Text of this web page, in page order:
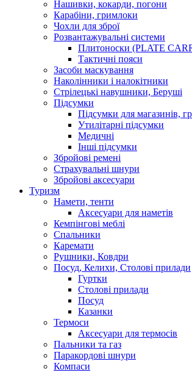
Нашивки, кокарди, погони
Карабіни, гримлоки
Чохли для зброї
Розвантажувальні системи
Плитоноски (PLATE
Тактичні пояси
Засоби маскування
Наколінники і налокітники
Стрілецькі навушники, Беруші
Підсумки
Підсумки для магазинів,
Утилітарні підсумки
Медичні
Інші підсумки
Збройові ремені
Страхувальні шнури
Збройові аксесуари
Туризм
Намети, тенти
Аксесуари для наметів
Кемпінгові меблі
Спальники
Каремати
Рушники, Ковдри
Посуд, Келихи, Столові прилади
Гуртки
Столові прилади
Посуд
Казанки
Термоси
Аксесуари для термосів
Пальники та газ
Паракордові шнури
Компаси